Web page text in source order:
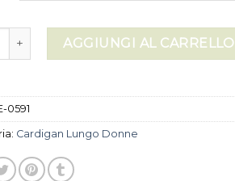
lungo donne quantità
AGGIUNGI AL CARRELLO
0591
Cardigan Lungo Donne